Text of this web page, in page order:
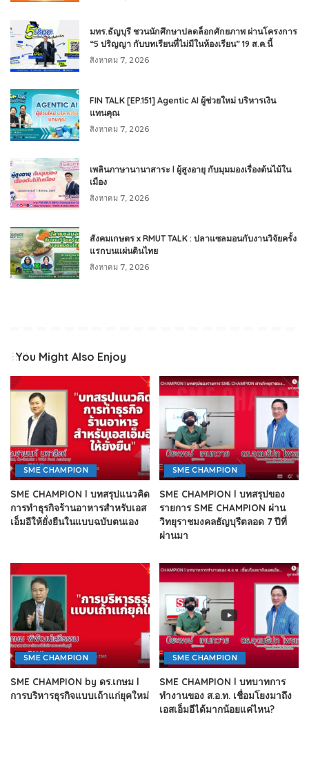
มทร.ธัญบุรี ชวนนักศึกษาปลดล็อกศักยภาพ ผ่านโครงการ
“5 ปริญญา กับบทเรียนที่ไม่มีในห้องเรียน” 19 ส.ค.นี้
สิงหาคม 7, 2026
FIN TALK [EP.151] Agentic AI ผู้ช่วยใหม่ บริหารเงิน
แทนคุณ
สิงหาคม 7, 2026
เพลินภาษานานาสาระ l ผู้สูงอายุ กับมุมมองเรื่องต้นไม้ใน
เมือง
สิงหาคม 7, 2026
สังคมเกษตร x RMUT TALK : ปลาแซลมอนกับงานวิจัยครั้ง
แรกบนแผ่นดินไทย
สิงหาคม 7, 2026
You Might Also Enjoy
SME CHAMPION
SME CHAMPION l บทสรุปแนวคิด
การทำธุรกิจร้านอาหารสำหรับเอส
เอ็มอีให้ยั่งยืนในแบบฉบับตนเอง
SME CHAMPION
SME CHAMPION l บทสรุปของ
รายการ SME CHAMPION ผ่าน
วิทยุราชมงคลธัญบุรีตลอด 7 ปีที่
ผ่านมา
SME CHAMPION
SME CHAMPION by ดร.เกษม l
การบริหารธุรกิจแบบเถ้าแก่ยุคใหม่
SME CHAMPION
SME CHAMPION l บทบาทการ
ทำงานของ ส.อ.ท. เชื่อมโยงมาถึง
เอสเอ็มอีได้มากน้อยแค่ไหน?